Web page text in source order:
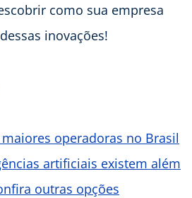
como sua empresa
inovações!
maiores operadoras no Brasil
artificiais existem além
outras opções